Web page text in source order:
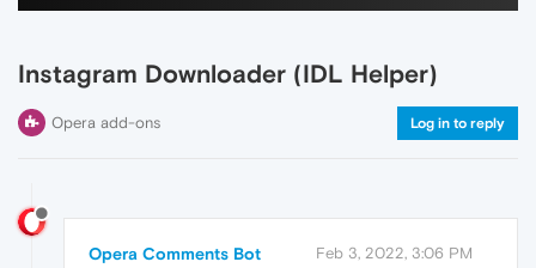
Instagram Downloader (IDL Helper)
Opera add-ons Log in to reply
Opera Comments Bot Feb 3, 2022, 3:06 PM